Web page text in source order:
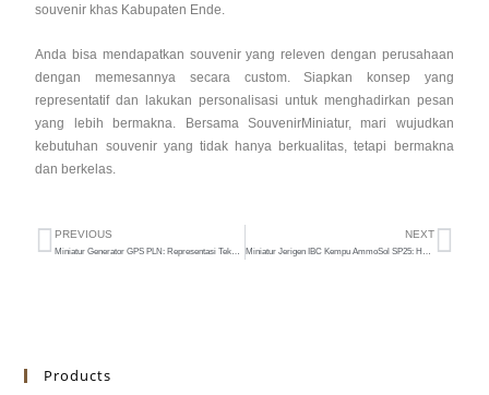
souvenir khas Kabupaten Ende.
Anda bisa mendapatkan souvenir yang releven dengan perusahaan
dengan memesannya secara custom. Siapkan konsep yang
representatif dan lakukan personalisasi untuk menghadirkan pesan
yang lebih bermakna. Bersama SouvenirMiniatur, mari wujudkan
kebutuhan souvenir yang tidak hanya berkualitas, tetapi bermakna
dan berkelas.
PREVIOUS NEXT
Products